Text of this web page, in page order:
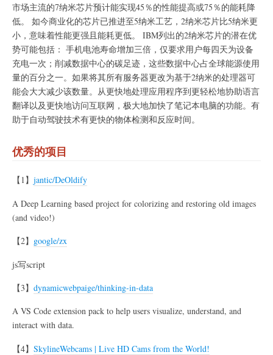
市场主流的7纳米芯片预计能实现45％的性能提高或75％的能耗降
低。 如今商业化的芯片已推进至5纳米工艺，2纳米芯片比5纳米更
小，意味着性能更强且能耗更低。 IBM列出的2纳米芯片的潜在优
势可能包括： 手机电池寿命增加三倍，仅要求用户每四天为设备
充电一次；削减数据中心的碳足迹，这些数据中心占全球能源使用
量的百分之一。如果将其所有服务器更改为基于2纳米的处理器可
能会大大减少该数量。从更快地处理应用程序到更轻松地协助语言
翻译以及更快地访问互联网，极大地加快了笔记本电脑的功能。有
助于自动驾驶技术有更快的物体检测和反应时间。
优秀的项目
【1】 jantic/DeOldify
A Deep Learning based project for colorizing and restoring old images
(and video!)
【2】 google/zx
js写script
【3】 dynamicwebpaige/thinking-in-data
A VS Code extension pack to help users visualize, understand, and
interact with data.
【4】 SkylineWebcams | Live HD Cams from the World!